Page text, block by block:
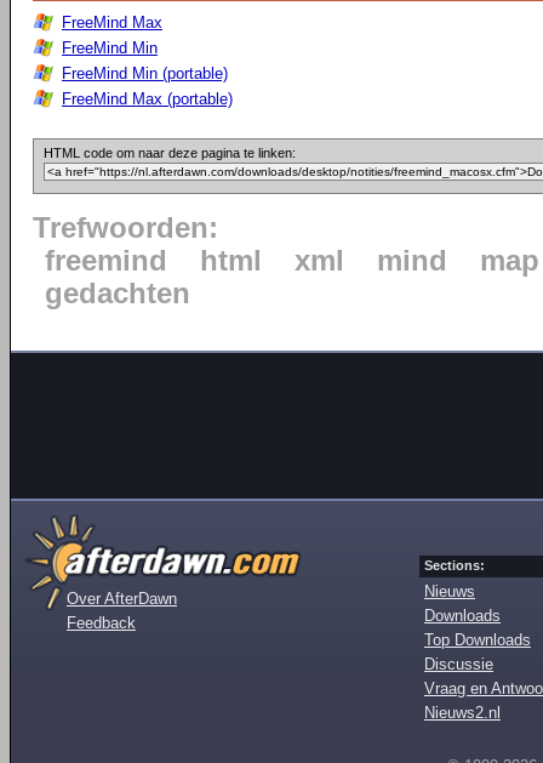
FreeMind Max
FreeMind Min
FreeMind Min (portable)
FreeMind Max (portable)
HTML code om naar deze pagina te linken:
Trefwoorden:
freemind
html xml mind
map
gedachten
Over AfterDawn
Feedback
Sections:
Nieuws
Downloads
Top Downloads
Discussie
Vraag en
Nieuws2.nl